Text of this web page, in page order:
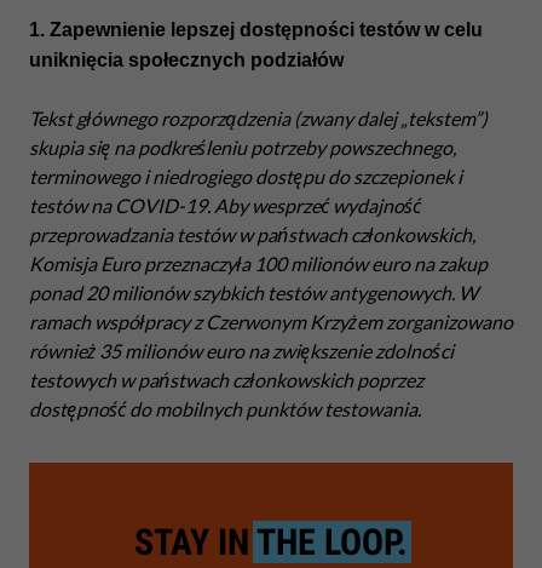
1. Zapewnienie lepszej dostępności testów w celu
uniknięcia społecznych podziałów
Tekst głównego rozporządzenia (zwany dalej „tekstem”)
skupia się na podkreśleniu potrzeby powszechnego,
terminowego i niedrogiego dostępu do szczepionek i
testów na COVID-19. Aby wesprzeć wydajność
przeprowadzania testów w państwach członkowskich,
Komisja Euro przeznaczyła 100 milionów euro na zakup
ponad 20 milionów szybkich testów antygenowych. W
ramach współpracy z Czerwonym Krzyżem zorganizowano
również 35 milionów euro na zwiększenie zdolności
testowych w państwach członkowskich poprzez
dostępność do mobilnych punktów testowania.
STAY IN THE LOOP.